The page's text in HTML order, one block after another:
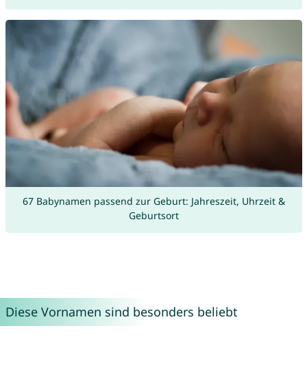
67 Babynamen passend zur Geburt: Jahreszeit, Uhrzeit &
Geburtsort
Diese Vornamen sind besonders beliebt